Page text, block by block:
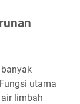
utama
limbah